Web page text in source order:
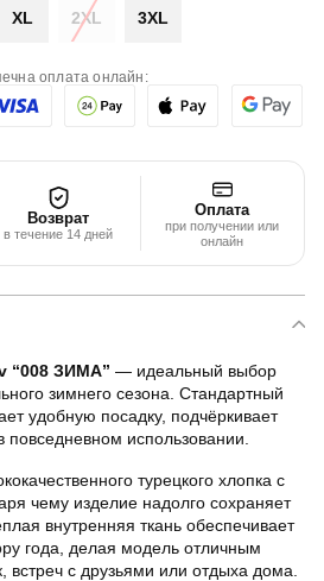
XL 2XL 3XL
оплата онлайн:
Возврат
в течение 14 дней
Оплата
при получении или
онлайн
“008 ЗИМА” — идеальный выбор
зимнего сезона. Стандартный
удобную посадку, подчёркивает
использовании.
турецкого хлопка с
чему изделие надолго сохраняет
внутренняя ткань обеспечивает
года, делая модель отличным
встреч с друзьями или отдыха дома.